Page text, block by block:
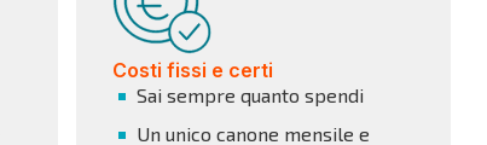
Costi fissi e certi
Sai sempre quanto spendi
Un unico canone mensile e